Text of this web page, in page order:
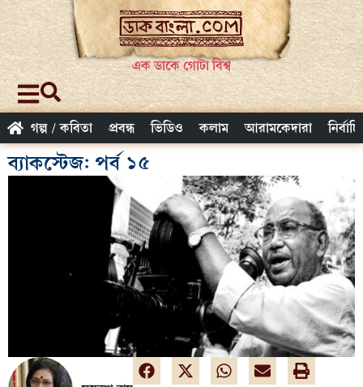
এক ডাকে গোটা বিশ্ব
গল্প / কবিতা প্রবন্ধ ভিডিও কলাম আরামকেদারা
ব্যাকস্টেজ: পর্ব ১৫